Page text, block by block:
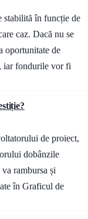
stabilită în funcție de
caz. Dacă nu se
oportunitate de
iar fondurile vor fi
de proiect,
dobânzile
rambursa și
în Graficul de